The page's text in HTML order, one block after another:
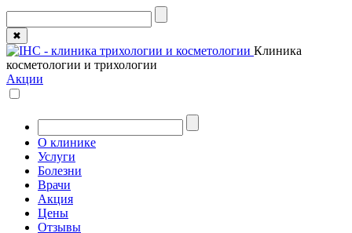
✖
Клиника
косметологии и трихологии
Акции
О клинике
Услуги
Болезни
Врачи
Акция
Цены
Отзывы